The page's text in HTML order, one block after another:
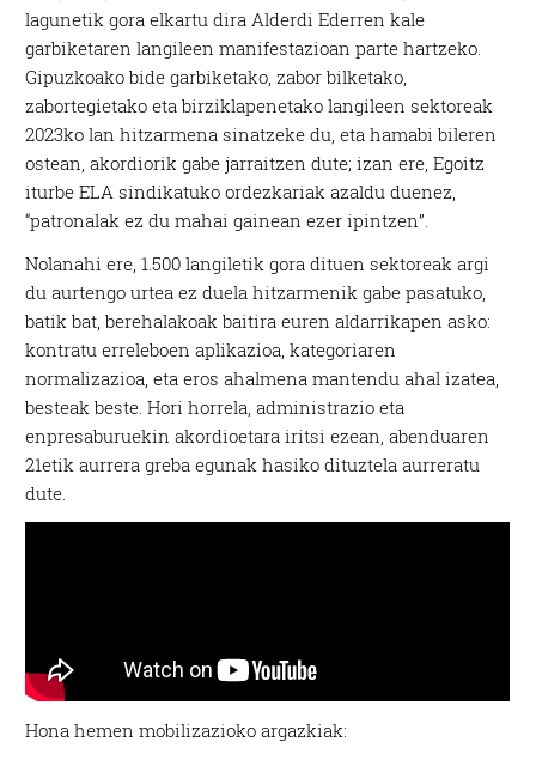
lagunetik gora elkartu dira Alderdi Ederren kale
garbiketaren langileen manifestazioan parte hartzeko.
Gipuzkoako bide garbiketako, zabor bilketako,
zabortegietako eta birziklapenetako langileen sektoreak
2023ko lan hitzarmena sinatzeke du, eta hamabi bileren
ostean, akordiorik gabe jarraitzen dute; izan ere, Egoitz
iturbe ELA sindikatuko ordezkariak azaldu duenez,
“patronalak ez du mahai gainean ezer ipintzen”.
Nolanahi ere, 1.500 langiletik gora dituen sektoreak argi
du aurtengo urtea ez duela hitzarmenik gabe pasatuko,
batik bat, berehalakoak baitira euren aldarrikapen asko:
kontratu erreleboen aplikazioa, kategoriaren
normalizazioa, eta eros ahalmena mantendu ahal izatea,
besteak beste. Hori horrela, administrazio eta
enpresaburuekin akordioetara iritsi ezean, abenduaren
21etik aurrera greba egunak hasiko dituztela aurreratu
dute.
Hona hemen mobilizazioko argazkiak: